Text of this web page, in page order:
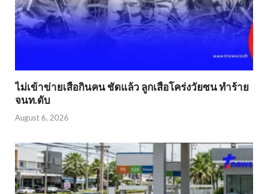
ไม่เข้าข่าย​เสือกินคน ชัดแล้ว ลูกเสือโคร่งวัยซน ทำร้าย
จนท.ดับ
August 6, 2026